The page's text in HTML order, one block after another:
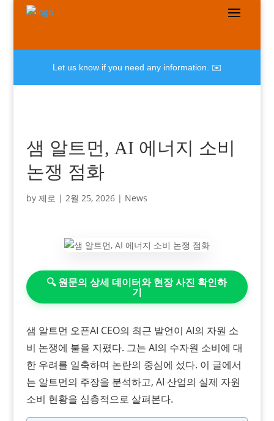
Let us know if you need any information. ✉️
샘 알트먼, AI 에너지 소비
논쟁 점화
by 제로 | 2월 25, 2026| News
🔍 원문의 상세 데이터와 현장 사진 확인하
기
샘 알트먼 오픈AI CEO의 최근 발언이 AI의 자원 소
비 논쟁에 불을 지폈다. 그는 AI의 수자원 소비에 대
한 우려를 일축하며 논란의 중심에 섰다. 이 글에서
는 알트먼의 주장을 분석하고, AI 산업의 실제 자원
소비 현황을 심층적으로 살펴본다.